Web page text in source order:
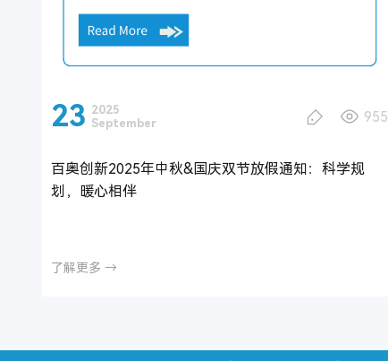
23 2025
September
955
百奥创新2025年中秋&国庆双节放假通知：科学规
划，暖心相伴
了解更多 →